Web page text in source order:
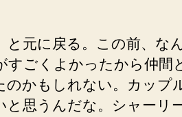
と元に戻る。この前、な
すごくよかったから仲間
のかもしれない。カップ
と思うんだな。シャーリ